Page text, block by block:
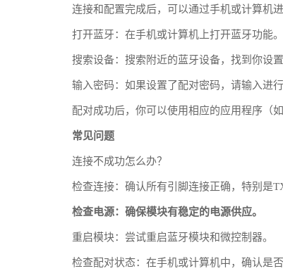
连接和配置完成后，可以通过手机或计算机
打开蓝牙：在手机或计算机上打开蓝牙功能。
搜索设备：搜索附近的蓝牙设备，找到你设置
输入密码：如果设置了配对密码，请输入进行
配对成功后，你可以使用相应的应用程序（
常见问题
连接不成功怎么办？
检查连接：确认所有引脚连接正确，特别是
检查电源：确保模块有稳定的电源供应。
重启模块：尝试重启蓝牙模块和微控制器。
检查配对状态：在手机或计算机中，确认是否